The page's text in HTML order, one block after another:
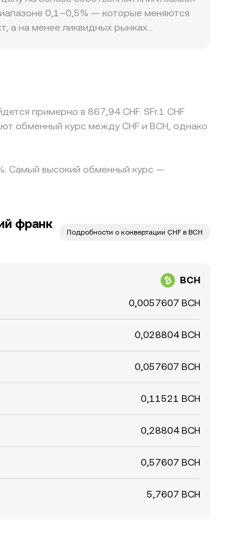
0,1–0,5% — которые меняются
а на менее ликвидных рынках
цены между биржами, но он не
в которых конверсионный курс
примерно в 867,94 CHF. SFr.1 CHF
обменный курс между CHF и BCH, однако
Самый высокий обменный курс —
франк
Подробности о конвертации CHF в BCH
BCH
0,0057607 BCH
0,028804 BCH
0,057607 BCH
0,11521 BCH
0,28804 BCH
0,57607 BCH
5,7607 BCH